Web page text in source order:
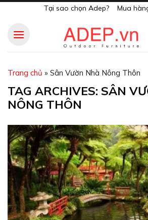
content
Tại sao chọn Adep? Mua
Trang chủ » Sân Vườn Nhà Nông Thôn
TAG ARCHIVES: SÂN
NÔNG THÔN